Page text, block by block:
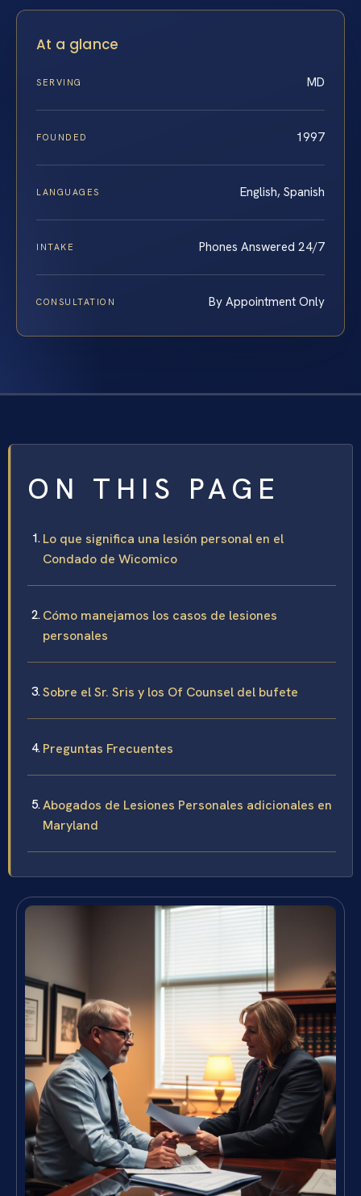
At a glance
SERVING MD
FOUNDED 1997
LANGUAGES English, Spanish
INTAKE Phones Answered 24/7
CONSULTATION By Appointment Only
ON THIS PAGE
Lo que significa una lesión personal en el
Condado de Wicomico
Cómo manejamos los casos de lesiones
personales
Sobre el Sr. Sris y los Of Counsel del bufete
Preguntas Frecuentes
Abogados de Lesiones Personales adicionales en
Maryland